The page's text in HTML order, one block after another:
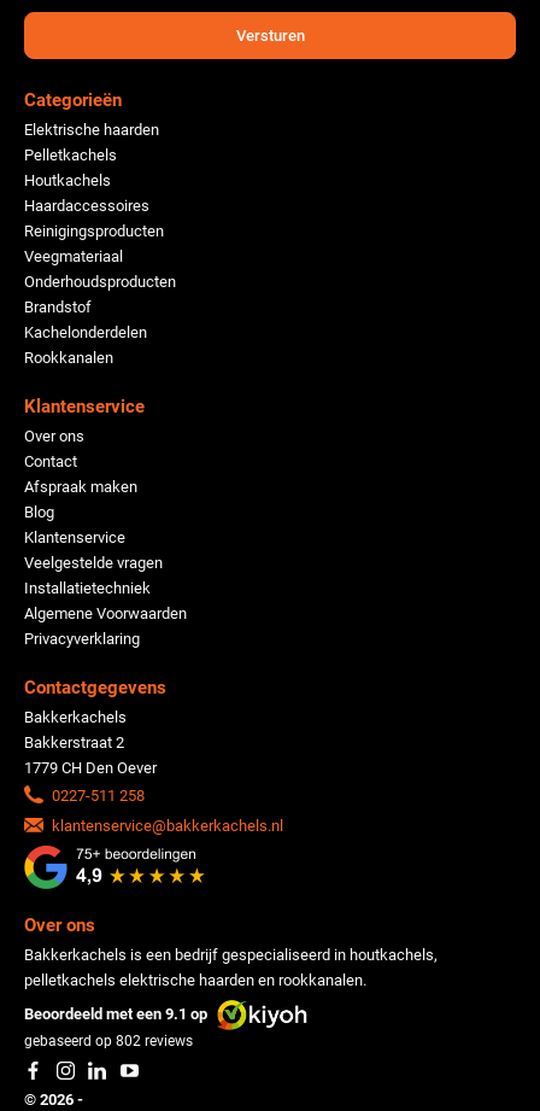
Versturen
Categorieën
Elektrische haarden
Pelletkachels
Houtkachels
Haardaccessoires
Reinigingsproducten
Veegmateriaal
Onderhoudsproducten
Brandstof
Kachelonderdelen
Rookkanalen
Klantenservice
Over ons
Contact
Afspraak maken
Blog
Klantenservice
Veelgestelde vragen
Installatietechniek
Algemene Voorwaarden
Privacyverklaring
Contactgegevens
Bakkerkachels
Bakkerstraat 2
1779 CH Den Oever
0227-511 258
klantenservice@bakkerkachels.nl
Over ons
Bakkerkachels is een bedrijf gespecialiseerd in houtkachels,
pelletkachels elektrische haarden en rookkanalen.
Beoordeeld met een 9.1 op
gebaseerd op 802 reviews
© 2026 -